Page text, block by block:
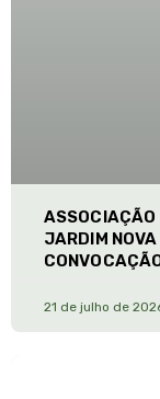
ASSOCIAÇÃO
JARDIM
21 de julho de